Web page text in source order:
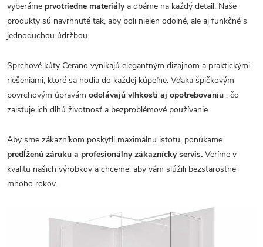
vyberáme prvotriedne materiálya dbáme na každý detail. Naše
produkty sú navrhnuté tak, aby boli nielen odolné, ale aj funkčné s
jednoduchou údržbou.
Sprchové kúty Cerano vynikajú elegantným dizajnom a praktickými
riešeniami, ktoré sa hodia do každej kúpeľne. Vďaka špičkovým
povrchovým úpravám odolávajú vlhkosti aj opotrebovaniu , čo
zaisťuje ich dlhú životnosť a bezproblémové používanie.
Aby sme zákazníkom poskytli maximálnu istotu, ponúkame
predĺženú záruku a profesionálny zákaznícky servis. Veríme v
kvalitu našich výrobkov a chceme, aby vám slúžili bezstarostne
mnoho rokov.